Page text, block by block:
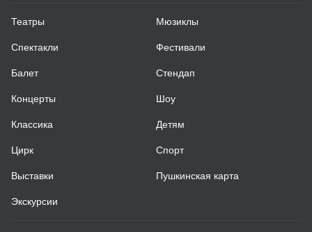
Театры
Спектакли
Балет
Концерты
Классика
Цирк
Выставки
Экскурсии
Мюзиклы
Фестивали
Стендап
Шоу
Детям
Спорт
Пушкинская карта